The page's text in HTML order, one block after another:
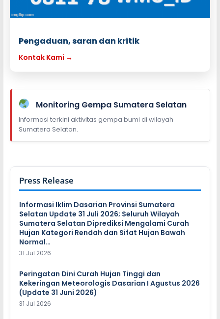
Pengaduan, saran dan kritik
Kontak Kami →
Monitoring Gempa Sumatera Selatan
Informasi terkini aktivitas gempa bumi di wilayah
Sumatera Selatan.
Press Release
Informasi Iklim Dasarian Provinsi Sumatera
Selatan Update 31 Juli 2026; Seluruh Wilayah
Sumatera Selatan Diprediksi Mengalami Curah
Hujan Kategori Rendah dan Sifat Hujan Bawah
Normal…
31 Jul 2026
Peringatan Dini Curah Hujan Tinggi dan
Kekeringan Meteorologis Dasarian I Agustus 2026
(Update 31 Juni 2026)
31 Jul 2026